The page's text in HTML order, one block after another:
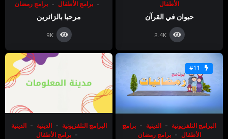
الأطفال
حيوان في القرآن
2.4K
برامج الأطفال
برامج رمضان
مرحبا بالزائرين
9K
#11
البرامج التلفزيونية الدينية
برامج
الأطفال
برامج رمضان
البرامج التلفزيونية الدينية
الدينية
برامج الأطفال